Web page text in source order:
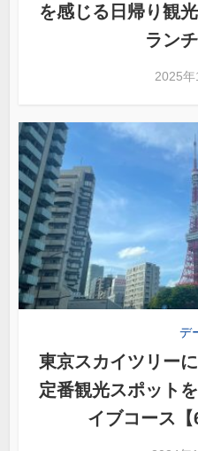
を感じる日帰り観
ラン
2025年
デ
東京スカイツリー
定番観光スポット
イブコース【